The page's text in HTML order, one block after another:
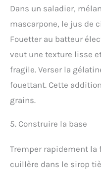
Dans un saladier,
mascarpone, le jus de
Fouetter au batteur
veut une texture lisse
fragile. Verser la
fouettant. Cette
grains.
5. Construire la base
Tremper rapidement la
cuillère dans le sirop